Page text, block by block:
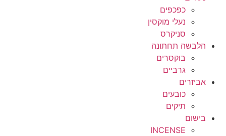
כפכפים
נעלי מוקסין
סניקרס
הלבשה תחתונה
בוקסרים
גרביים
אביזרים
כובעים
תיקים
בישום
INCENSE